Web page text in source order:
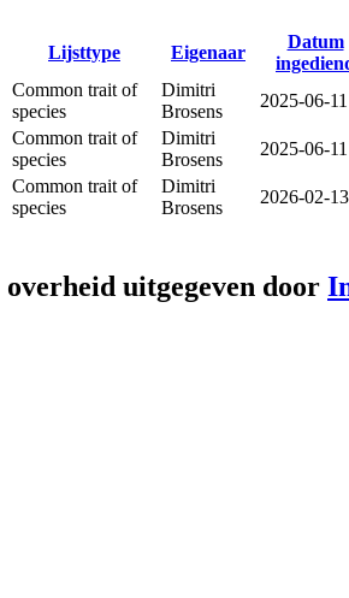
Lijsttype Eigenaar
Datum
Common trait of
species
Dimitri
Brosens
2025-06-11
Common trait of
species
Dimitri
Brosens
2025-06-11
Common trait of
species
Dimitri
Brosens
2026-02-13
uitgegeven door